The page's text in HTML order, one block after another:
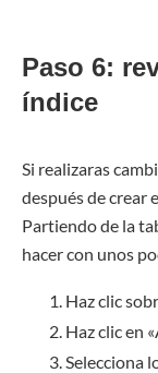
Paso 6:
índice
Si realizaras
después de crear
Partiendo de la
hacer con unos
Haz clic
Haz clic en
Selecciona